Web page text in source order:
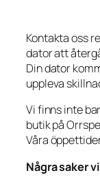
Kontakta oss
dator att
Din dator
uppleva
Vi finns inte
butik på
Våra
Några saker